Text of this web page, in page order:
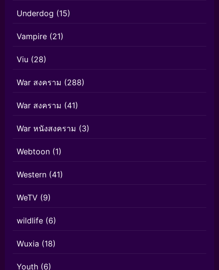
Underdog (15)
Vampire (21)
Viu (28)
War สงคราม (288)
War สงคราม (41)
War หนังสงคราม (3)
Webtoon (1)
Western (41)
WeTV (9)
wildlife (6)
Wuxia (18)
Youth (6)